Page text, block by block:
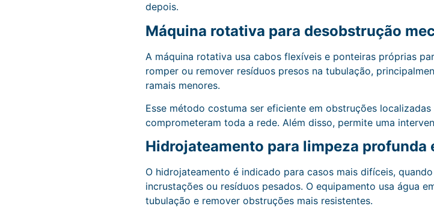
depois.
Máquina rotativa para desobstrução
A máquina rotativa usa cabos flexíveis e ponteiras próprias
romper ou remover resíduos presos na tubulação,
ramais menores.
Esse método costuma ser eficiente em obstruções
comprometeram toda a rede. Além disso, permite uma
Hidrojateamento para limpeza profunda
O hidrojateamento é indicado para casos mais difíceis,
incrustações ou resíduos pesados. O equipamento usa água
tubulação e remover obstruções mais resistentes.